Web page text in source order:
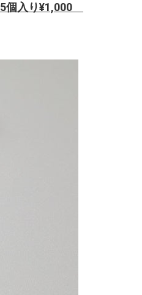
5個入り¥1,000